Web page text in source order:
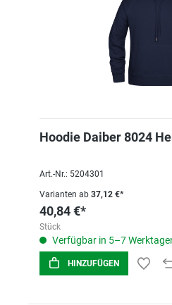
Art.-Nr.: 5204301
Varianten ab 37,12 €*
40,84 €*
Stück
Verfügbar in 5–7
HINZUFÜGEN